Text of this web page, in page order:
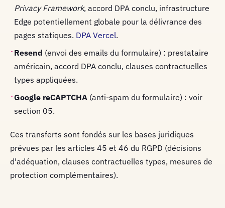
Privacy Framework, accord DPA conclu, infrastructure
Edge potentiellement globale pour la délivrance des
pages statiques. DPA Vercel.
· Resend (envoi des emails du formulaire) : prestataire
américain, accord DPA conclu, clauses contractuelles
types appliquées.
·Google reCAPTCHA(anti-spam du formulaire) : voir
section 05.
Ces transferts sont fondés sur les bases juridiques
prévues par les articles 45 et 46 du RGPD (décisions
d'adéquation, clauses contractuelles types, mesures de
protection complémentaires).